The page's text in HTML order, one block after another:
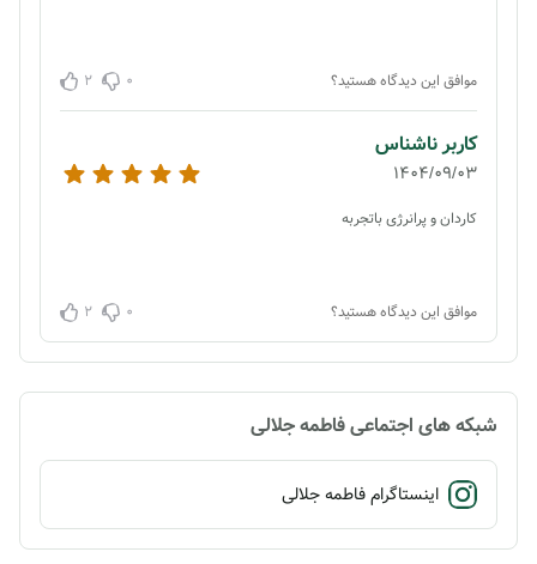
موافق این دیدگاه هستید؟ 0
2
کاربر ناشناس
1404/09/03
کاردان و پرانرژی باتجربه
موافق این دیدگاه هستید؟ 0
2
شبکه های اجتماعی فاطمه جلالی
اینستاگرام فاطمه جلالی